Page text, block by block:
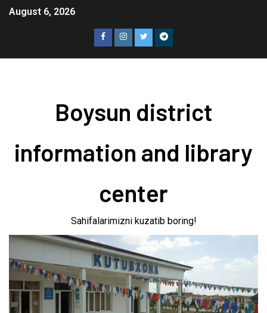
August 6, 2026
Boysun district
information and library
center
Sahifalarimizni kuzatib boring!